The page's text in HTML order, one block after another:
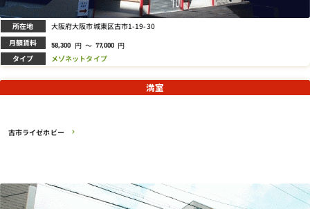
所在地 大阪府大阪市城東区古市1-19-30
月額賃料 58,300 円 ～ 77,000 円
タイプ メゾネットタイプ
古市ライゼホビー
満室